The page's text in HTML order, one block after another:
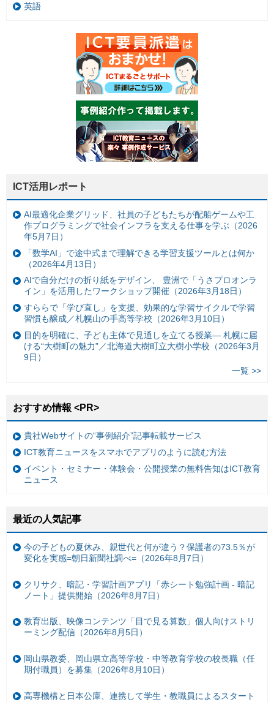
英語
ICT活用レポート
AI最適化企業グリッド、社員の子どもたちが配船ゲームや工
作プログラミングで社会インフラを支える仕事を学ぶ（2026
年5月7日）
「数学AI」で途中式まで理解できる学習支援ツールとは何か
（2026年4月13日）
AIで自分だけの折り紙をデザイン、 豊洲で「うさプロオンラ
イン」を活用したワークショップ開催（2026年3月18日）
すららで「学び直し」を支援、効果的な学習サイクルで学習
習慣も醸成／札幌山の手高等学校（2026年3月10日）
目的を明確に、子ども主体で見通しを立てる授業— 札幌に届
ける“大樹町の魅力”／北海道大樹町立大樹小学校（2026年3月
9日）
一覧 >>
おすすめ情報 <PR>
貴社Webサイトの“事例紹介”記事転載サービス
ICT教育ニュースをスマホでアプリのように読む方法
イベント・セミナー・体験会・公開授業の無料告知はICT教育
ニュース
最近の人気記事
今の子どもの夏休み、親世代と何が違う？保護者の73.5％が
変化を実感=朝日新聞社調べ=（2026年8月7日）
クリサク、暗記・学習計画アプリ「赤シート勉強計画 - 暗記
ノート」提供開始（2026年8月7日）
教育出版、映像コンテンツ「目で見る算数」個人向けストリ
ーミング配信（2026年8月5日）
岡山県教委、岡山県立高等学校・中等教育学校の校長職（任
期付職員）を募集（2026年8月10日）
高専機構と日本公庫、連携して学生・教職員によるスタート